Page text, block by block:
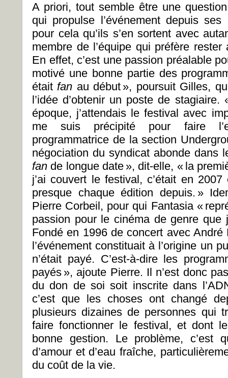
A priori, tout semble être une
qui propulse l’événement depuis
pour cela qu’ils s’en sortent avec
membre de l’équipe qui préfère
En effet, c’est une passion préalable
motivé une bonne partie des
étaitfan au début », poursuit Gilles,
l’idée d’obtenir un poste de stagiaire.
époque, j’attendais le festival avec
me suis précipité pour faire
programmatrice de la section
négociation du syndicat abonde dans
fan de longue date », dit-elle, « la
j’ai couvert le festival, c’était en
presque chaque édition depuis. »
Pierre Corbeil, pour qui Fantasia «
passion pour le cinéma de genre que
Fondé en 1996 de concert avec
l’événement constituait à l’origine un
n’était payé. C’est-à-dire les
payés », ajoute Pierre. Il n’est donc
du don de soi soit inscrite dans
c’est que les choses ont changé
plusieurs dizaines de personnes qui
faire fonctionner le festival, et dont
bonne gestion. Le problème, c’est
d’amour et d’eau fraîche,
du coût de la vie.